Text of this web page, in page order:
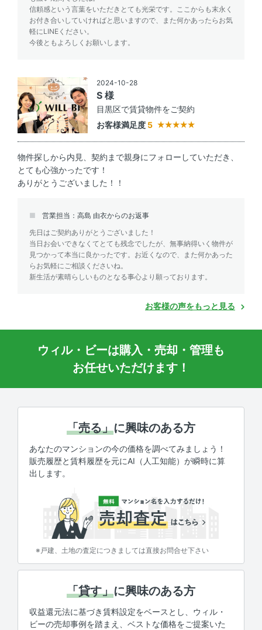
信頼感という言葉をいただきとても光栄です。ここからも末永く
お付き合いしていければと思いますので、また何かあったらお気
軽にLINEください。
今後ともよろしくお願いします。
2024-10-28
S 様
目黒区で賃貸物件をご契約
お客様満足度 5
物件探しから内見、契約まで親身にフォローしていただき、
とても心強かったです！
ありがとうございました！！
営業担当：高島 由衣からのお返事
先日はご契約ありがとうございました！
当日お会いできなくてとても残念でしたが、無事納得いく物件が
見つかって本当に良かったです。お近くなので、また何かあった
らお気軽にご相談くださいね。
新生活が素晴らしいものとなる事心より願っております。
お客様の声をもっと見る
ウィル・ビーは購入・売却・管理も
お任せいただけます！
「売る」に興味のある方
あなたのマンションの今の価格を調べてみましょう！
販売履歴と賃料履歴を元にAI（人工知能）が瞬時に算
出します。
※戸建、土地の査定につきましては直接お問合せ下さい
「貸す」に興味のある方
収益還元法に基づき賃料設定をベースとし、ウィル・
ビーの売却事例を踏まえ、ベストな価格をご提案いた